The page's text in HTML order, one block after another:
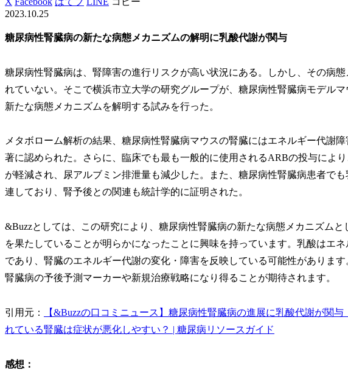
2023.10.25
糖尿病性腎臓病の新たな病態メカニズムの解明に乳酸代謝が関与
糖尿病性腎臓病は、腎障害の進行リスクが高い状況にある。しかし、その病
れていない。そこで横浜市立大学の研究グループが、糖尿病性腎臓病モデルマ
新たな病態メカニズムを解明する試みを行った。
メタボローム解析の結果、糖尿病性腎臓病マウスの腎臓にはエネルギー代謝
著に認められた。さらに、臨床でも最も一般的に使用されるARBの投与によ
が軽減され、尿アルブミン排泄量も減少した。また、糖尿病性腎臓病患者で
連しており、腎予後との関連も統計学的に証明された。
&Buzzとしては、この研究により、糖尿病性腎臓病の新たな病態メカニズム
を果たしていることが明らかになったことに興味を持っています。乳酸はエ
であり、腎臓のエネルギー代謝の変化・障害を反映している可能性がありま
腎臓病の予後予測マーカーや新規治療戦略になり得ることが期待されます。
引用元：
【&Buzzの口コミニュース】糖尿病性腎臓病の進展に乳酸代謝が
れている腎臓は症状が悪化しやすい？ | 糖尿病リソースガイド
感想：